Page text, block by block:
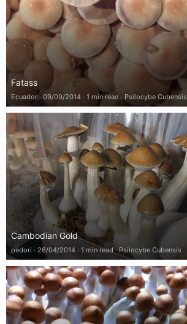
Fatass
Ecuador 09/09/2014 1 min read Psilocybe Cubensis
Cambodian Gold
pedori 26/04/2014 1 min read Psilocybe Cubensis